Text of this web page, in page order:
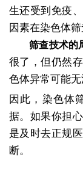
生还受到免疫
因素在染色体
筛查技术的
很了，但仍然
色体异常可能无
因此，染色体
据。如果你担
是及时去正规
断。